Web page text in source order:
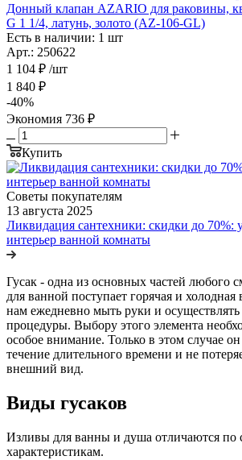
Донный клапан AZARIO для раковины,
G 1 1/4, латунь, золото (AZ-106-GL)
Есть в наличии: 1 шт
Арт.: 250622
1 104 ₽ /шт
1 840 ₽
-40%
Экономия 736 ₽
Купить
Советы покупателям
13 августа 2025
Ликвидация сантехники: скидки до 70%:
интерьер ванной комнаты
Гусак - одна из основных частей любого
для ванной поступает горячая и холодная
нам ежедневно мыть руки и
процедуры. Выбору этого элемента
особое внимание. Только в этом случае
течение длительного времени и не
внешний вид.
Виды гусаков
Изливы для ванны и душа отличаются
характеристикам.